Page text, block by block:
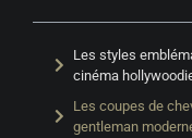
Les styles
cinéma
Les coupes de
gentleman